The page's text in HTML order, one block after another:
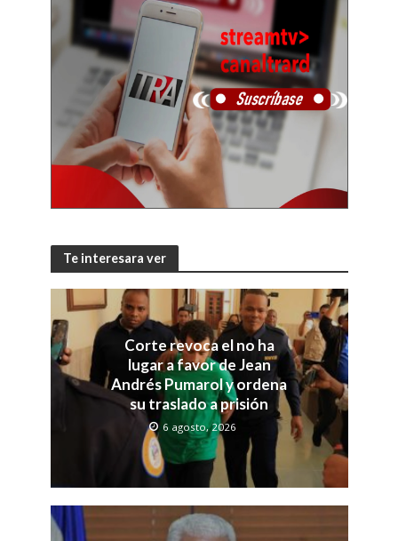
Te interesara ver
Corte revoca el no ha
lugar a favor de Jean
Andrés Pumarol y ordena
su traslado a prisión
6 agosto, 2026